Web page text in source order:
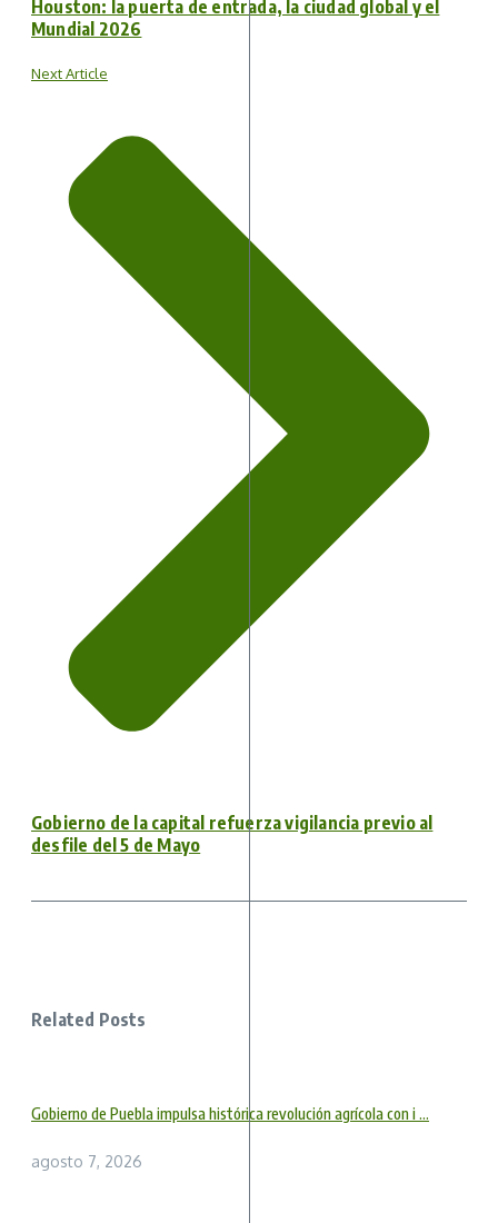
Houston: la puerta de entrada, la ciudad global y el
Mundial 2026
Next Article
Gobierno de la capital refuerza vigilancia previo al
desfile del 5 de Mayo
Related Posts
Gobierno de Puebla impulsa histórica revolución agrícola con i ...
agosto 7, 2026